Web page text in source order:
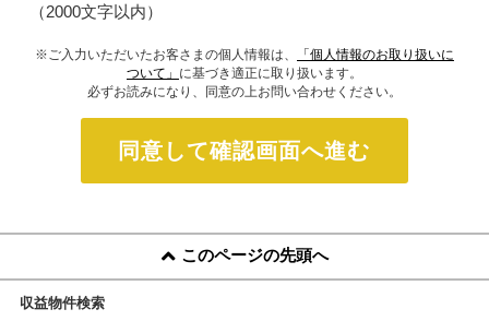
（2000文字以内）
※ご入力いただいたお客さまの個人情報は、
「個人情報のお取り扱いに
ついて」 に基づき適正に取り扱います。
必ずお読みになり、同意の上お問い合わせください。
同意して確認画面へ進む
このページの先頭へ
収益物件検索